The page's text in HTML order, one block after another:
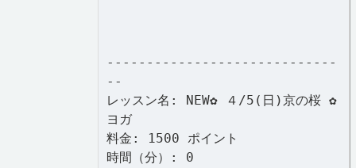
-----------------------------
--
レッスン名: NEW✿ ４/5(日)京の桜 ✿
ヨガ
料金: 1500 ポイント
時間（分）: 0